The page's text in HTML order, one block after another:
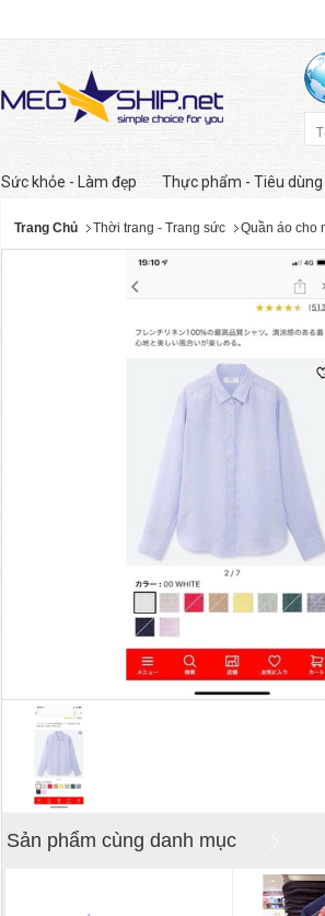
Sức khỏe - Làm đẹp Thực phẩm - Tiêu dùng
Trang Chủ Thời trang - Trang sức Quần áo cho
Sản phẩm cùng danh mục